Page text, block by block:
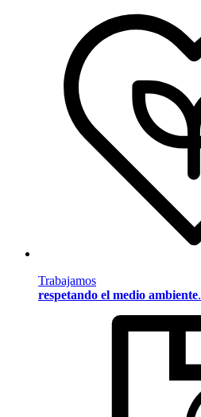
Trabajamos
respetando el medio ambiente.